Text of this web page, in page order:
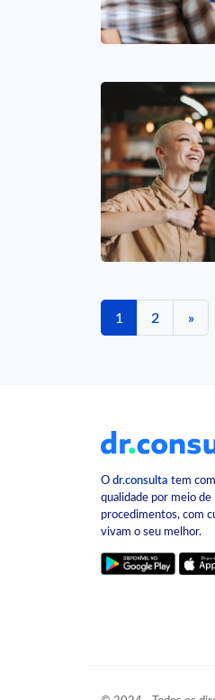
1 2 »
O dr.consulta tem
qualidade por meio de
procedimentos, com
vivam o seu melhor.